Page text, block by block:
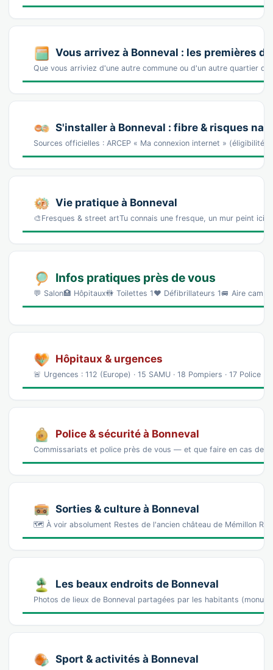
Vous arrivez à Bonneval : les premières
Que vous arriviez d'une autre commune ou d'un autre quartier
S'installer à Bonneval : fibre & risques
Sources officielles : ARCEP « Ma connexion internet » (éligibilité
Vie pratique à Bonneval
🎨Fresques & street artTu connais une fresque, un mur peint ici
Infos pratiques près de vous
💬 Salon🏥 Hôpitaux🚻 Toilettes 1❤️ Défibrillateurs 1🚐 Aire
Hôpitaux & urgences
🚨 Urgences : 112 (Europe) · 15 SAMU · 18 Pompiers · 17 Police
Police & sécurité à Bonneval
Commissariats et police près de vous — et que faire en cas de
Sorties & culture à Bonneval
🗺️ À voir absolument Restes de l'ancien château de Mémillon
Les beaux endroits de Bonneval
Photos de lieux de Bonneval partagées par les habitants
Sport & activités à Bonneval